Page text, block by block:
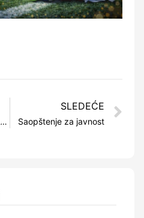
Nejra Sipović i Nedžad Husić najbolji sportisti Kantona Sarajevo za 2022. godinu
SLEDEĆE
Saopštenje za javnost